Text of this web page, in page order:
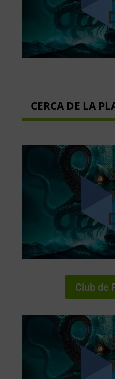
CERCA DE LA
Club de